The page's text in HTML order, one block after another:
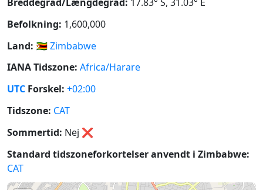
Befolkning: 1,600,000
Land: 🇿🇼Zimbabwe
IANA Tidszone: Africa/Harare
UTC Forskel: +02:00
Tidszone: CAT
Sommertid: Nej ❌
Standard tidszoneforkortelser anvendt i Zimbabwe:
CAT